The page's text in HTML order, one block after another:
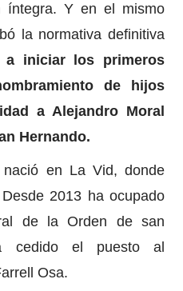
íntegra. Y en el mismo
la normativa definitiva
iniciar los primeros
de hijos
a Alejandro Moral
Hernando.
nació en La Vid, donde
2013 ha ocupado
de la Orden de san
cedido el puesto al
Osa.